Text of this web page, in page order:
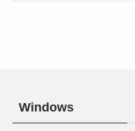
Windows